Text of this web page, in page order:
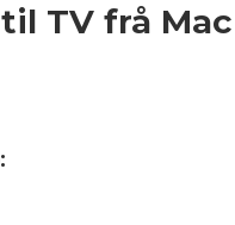
TV frå Mac